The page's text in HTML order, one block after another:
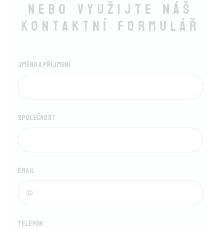
Nebo využijte náš
Kontaktní formulář
Jméno a příjmení
Společnost
Email
Telefon